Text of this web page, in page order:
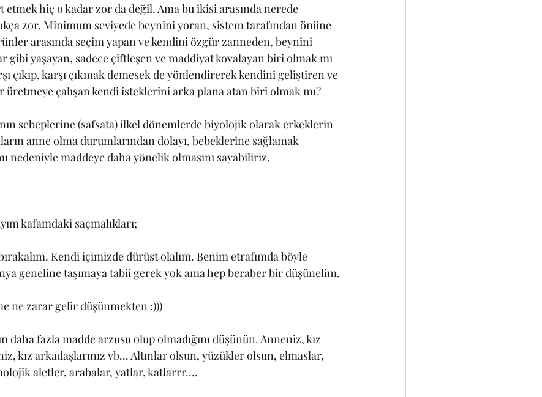
etmek hiç o kadar zor da değil. Ama bu ikisi arasında nerede
zor. Minimum seviyede beynini yoran, sistem tarafından önüne
arasında seçim yapan ve kendini özgür zanneden, beynini
gibi yaşayan, sadece çiftleşen ve maddiyat kovalayan biri olmak mı
çıkıp, karşı çıkmak demesek de yönlendirerek kendini geliştiren ve
üretmeye çalışan kendi isteklerini arka plana atan biri olmak mı?
sebeplerine (safsata) ilkel dönemlerde biyolojik olarak erkeklerin
anne olma durumlarından dolayı, bebeklerine sağlamak
nedeniyle maddeye daha yönelik olmasını sayabiliriz.
kafamdaki saçmalıkları;
Kendi içimizde dürüst olalım. Benim etrafımda böyle
geneline taşımaya tabii gerek yok ama hep beraber bir düşünelim.
ne zarar gelir düşünmekten :)))
daha fazla madde arzusu olup olmadığını düşünün. Anneniz, kız
kız arkadaşlarınız vb... Altınlar olsun, yüzükler olsun, elmaslar,
aletler, arabalar, yatlar, katlarrr....